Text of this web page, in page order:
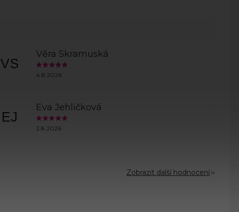
VS
Věra Skramuská
4.8.2026
EJ
Eva Jehličková
2.8.2026
Zobrazit další hodnocení